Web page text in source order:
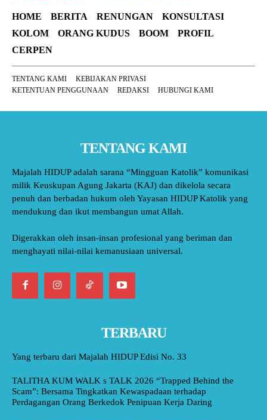
HOME BERITA RENUNGAN
KONSULTASI
KOLOM
ORANG KUDUS BOOM
PROFIL
CERPEN
TENTANG KAMI
KEBIJAKAN PRIVASI
KETENTUAN PENGGUNAAN
REDAKSI HUBUNGI KAMI
TENTANG KAMI
Majalah HIDUP adalah sarana “Mingguan Katolik” komunikasi
milik Keuskupan Agung Jakarta (KAJ) dan dikelola secara
penuh dan berbadan hukum oleh Yayasan HIDUP Katolik yang
mendukung dan ikut membangun umat Allah.
Digerakkan oleh insan-insan profesional yang beriman dan
menghayati nilai-nilai kemanusiaan universal.
TERBARU
Yang terbaru dari Majalah HIDUP Edisi No. 33
TALITHA KUM WALK s TALK 2026 “Trapped Behind the
Scam”: Bersama Tingkatkan Kewaspadaan terhadap
Perdagangan Orang Berkedok Penipuan Kerja Daring